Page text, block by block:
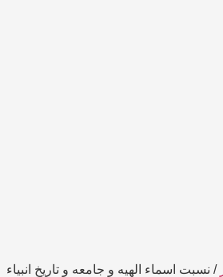
/ نسبت اسماء الهیه و جامعه و تاریخ انبیاء